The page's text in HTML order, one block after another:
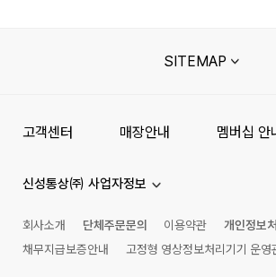
SITEMAP
고객센터 매장안내 멤버십 안
신성통상㈜ 사업자정보
회사소개 단체주문문의 이용약관
개인정보
채무지급보증안내
고정형 영상정보처리기기 운영